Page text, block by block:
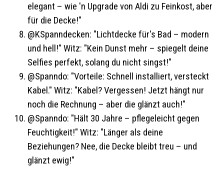
elegant – wie 'n Upgrade von Aldi zu Feinkost, aber
für die Decke!"
@KSpanndecken: "Lichtdecke für's Bad – modern
und hell!" Witz: "Kein Dunst mehr – spiegelt deine
Selfies perfekt, solang du nicht singst!"
@Spanndo: "Vorteile: Schnell installiert, versteckt
Kabel." Witz: "Kabel? Vergessen! Jetzt hängt nur
noch die Rechnung – aber die glänzt auch!"
@Spanndo: "Hält 30 Jahre – pflegeleicht gegen
Feuchtigkeit!" Witz: "Länger als deine
Beziehungen? Nee, die Decke bleibt treu – und
glänzt ewig!"